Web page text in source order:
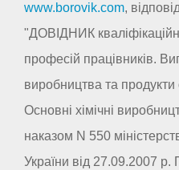
www.borovik.com,
"ДОВІДНИК
професій працівників.
виробництва та продукти
Основні хімічні
наказом N 550
України від 27.09.2007 р.